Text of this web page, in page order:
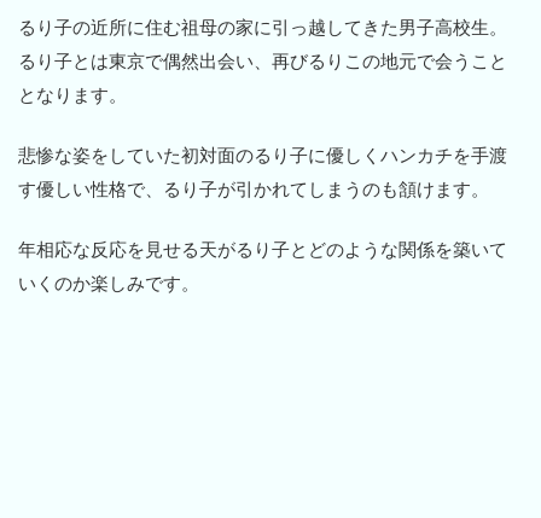
るり子の近所に住む祖母の家に引っ越してきた男子高校生。
るり子とは東京で偶然出会い、再びるりこの地元で会うこと
となります。
悲惨な姿をしていた初対面のるり子に優しくハンカチを手渡
す優しい性格で、るり子が引かれてしまうのも頷けます。
年相応な反応を見せる天がるり子とどのような関係を築いて
いくのか楽しみです。